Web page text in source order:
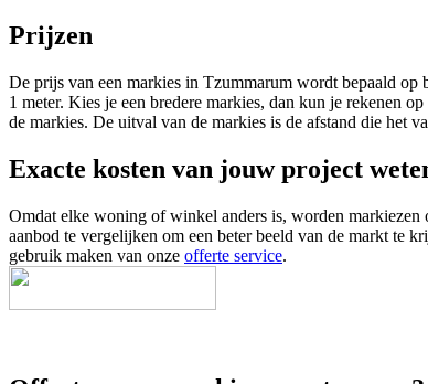
Prijzen
De prijs van een markies in Tzummarum wordt bepaald op
1 meter. Kies je een bredere markies, dan kun je rekenen
de markies. De uitval van de markies is de afstand die het
Exacte kosten van jouw project
Omdat elke woning of winkel anders is, worden markiezen
aanbod te vergelijken om een beter beeld van de markt te
gebruik maken van onze offerte service.